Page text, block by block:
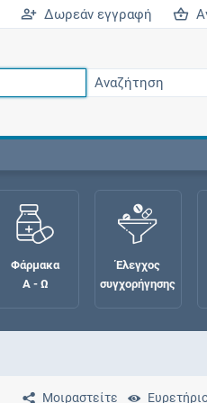
Δωρεάν εγγραφή
Φάρμακα
Α - Ω
Έλεγχος
συγχορήγησης
Μοιραστείτε